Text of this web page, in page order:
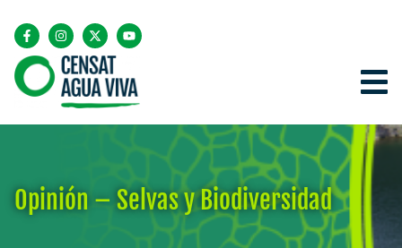
Opinión – Selvas y Biodiversidad